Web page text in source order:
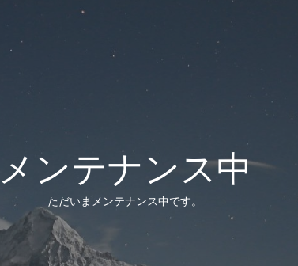
メンテナンス中
ただいまメンテナンス中です。